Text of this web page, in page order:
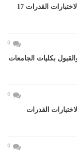
تنسيق الجامعات 2026.. إتاحة التسجيل لاختبارات القدرات 17
0
التقدم والقبول بكليات الجامعات
0
لاختبارات القدرات
0